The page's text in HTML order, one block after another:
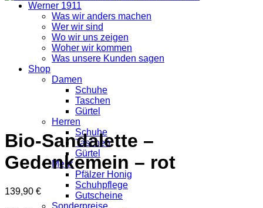
Werner 1911
Was wir anders machen
Wer wir sind
Wo wir uns zeigen
Woher wir kommen
Was unsere Kunden sagen
Shop
Damen
Schuhe
Taschen
Gürtel
Herren
Schuhe
Taschen
Gürtel
Mehr
Pfälzer Honig
Schuhpflege
Gutscheine
Sonderpreise
Bio-Sandalette –
Gedenkemein – rot
139,90 €